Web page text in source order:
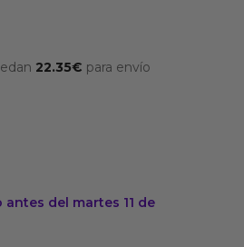
22.35€ para envío
del martes 11 de